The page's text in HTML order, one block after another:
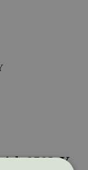
0502-Y